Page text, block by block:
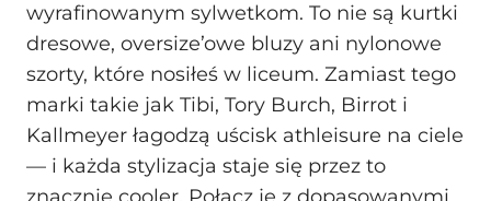
wyrafinowanym sylwetkom. To nie są kurtki
dresowe, oversize’owe bluzy ani nylonowe
szorty, które nosiłeś w liceum. Zamiast tego
marki takie jak Tibi, Tory Burch, Birrot i
Kallmeyer łagodzą uścisk athleisure na ciele
— i każda stylizacja staje się przez to